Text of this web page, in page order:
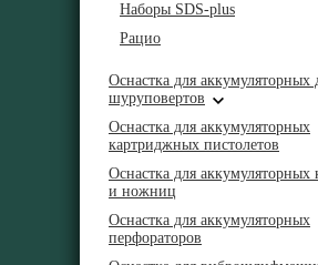
Наборы SDS-plus
Рацио
Оснастка для аккумуляторных
шуруповертов
Оснастка для аккумуляторных
картриджных пистолетов
Оснастка для аккумуляторных
и ножниц
Оснастка для аккумуляторных
перфораторов